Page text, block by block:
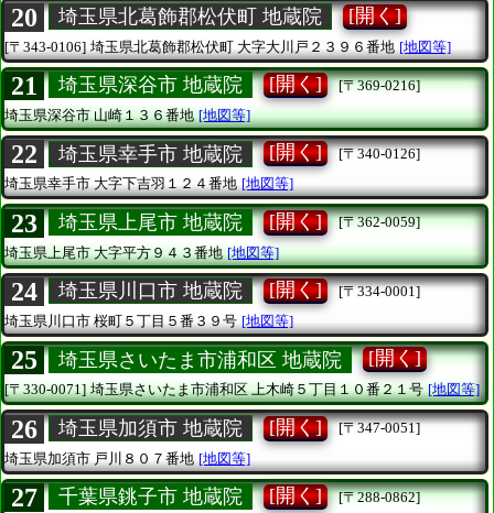
20 埼玉県北葛飾郡松伏町 地蔵院 [開く]
[〒343-0106] 埼玉県北葛飾郡松伏町 大字大川戸２３９６番地 [地図等]
21 埼玉県深谷市 地蔵院 [開く]
[〒369-0216]
埼玉県深谷市山崎１３６番地 [地図等]
22 埼玉県幸手市 地蔵院 [開く]
[〒340-0126]
埼玉県幸手市大字下吉羽１２４番地 [地図等]
23 埼玉県上尾市 地蔵院 [開く]
[〒362-0059]
埼玉県上尾市大字平方９４３番地 [地図等]
24 埼玉県川口市 地蔵院 [開く]
[〒334-0001]
埼玉県川口市 桜町５丁目５番３９号 [地図等]
25 埼玉県さいたま市浦和区 地蔵院 [開く]
[〒330-0071] 埼玉県さいたま市浦和区上木崎５丁目１０番２１号 [地図等]
26 埼玉県加須市 地蔵院 [開く]
[〒347-0051]
埼玉県加須市 戸川８０７番地 [地図等]
27 千葉県銚子市 地蔵院 [開く]
[〒288-0862]